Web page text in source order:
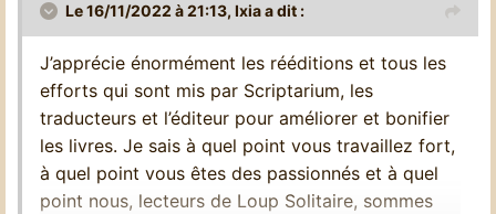
Le 16/11/2022 à 21:13, Ixiaa dit :
J’apprécie énormément les rééditions et tous les
efforts qui sont mis par Scriptarium, les
traducteurs et l’éditeur pour améliorer et bonifier
les livres. Je sais à quel point vous travaillez fort,
à quel point vous êtes des passionnés et à quel
point nous, lecteurs de Loup Solitaire, sommes